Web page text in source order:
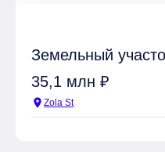
Земельный
35,1 млн ₽
location_on Zola St